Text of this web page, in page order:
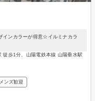
インカラーが得意☆イルミナカラ
徒歩1分、山陽電鉄本線 山陽垂水駅
メンズ歓迎